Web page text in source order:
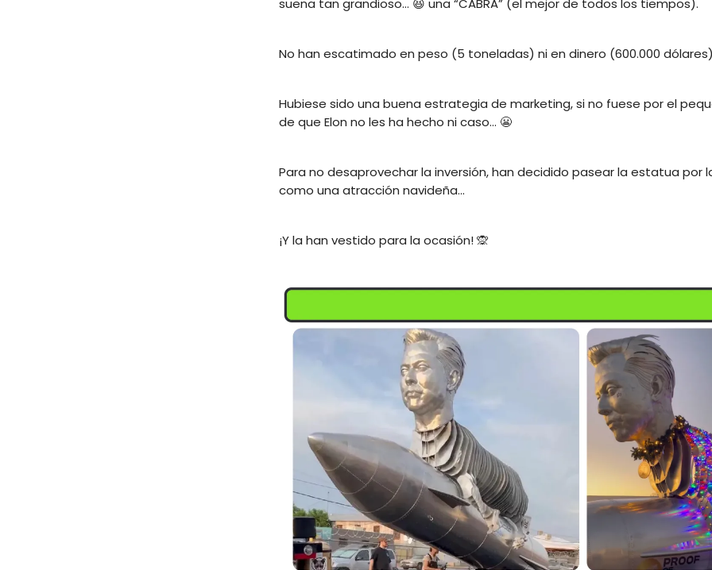
suena tan grandioso… 😆 una “CABRA” (el mejor de todos los tiempos).
No han escatimado en peso (5 toneladas) ni en dinero (600.000
Hubiese sido una buena estrategia de marketing, si no fuese por el
de que Elon no les ha hecho ni caso… 😬
Para no desaprovechar la inversión, han decidido pasear la estatua por
como una atracción navideña...
¡Y la han vestido para la ocasión! 🙊